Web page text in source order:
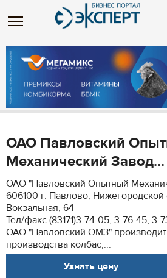
ОАО Павловский
Механический Завод...
ОАО "Павловский Опытный
606100 г. Павлово, Нижегородской
Вокзальная, 64
Тел/факс (83171)3-74-05, 3-76-45, 3-
ОАО "Павловский ОМЗ"
производства колбас,...
Узнать цену